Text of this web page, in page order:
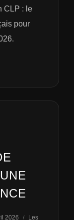
CLP : le
pour
2026
Les